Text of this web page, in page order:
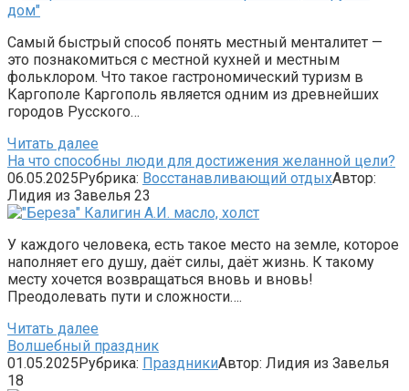
Самый быстрый способ понять местный менталитет —
это познакомиться с местной кухней и местным
фольклором. Что такое гастрономический туризм в
Каргополе Каргополь является одним из древнейших
городов Русского…
Читать далее
На что способны люди для достижения желанной цели?
06.05.2025Рубрика: Восстанавливающий отдыхАвтор:
Лидия из Завелья 23
У каждого человека, есть такое место на земле, которое
наполняет его душу, даёт силы, даёт жизнь. К такому
месту хочется возвращаться вновь и вновь!
Преодолевать пути и сложности….
Читать далее
Волшебный праздник
01.05.2025Рубрика: ПраздникиАвтор: Лидия из Завелья
18